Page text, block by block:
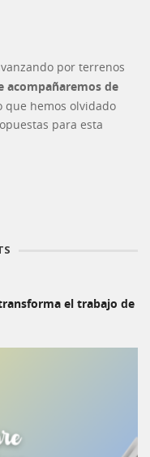
por terrenos
acompañaremos de
que hemos olvidado
para esta
el trabajo de